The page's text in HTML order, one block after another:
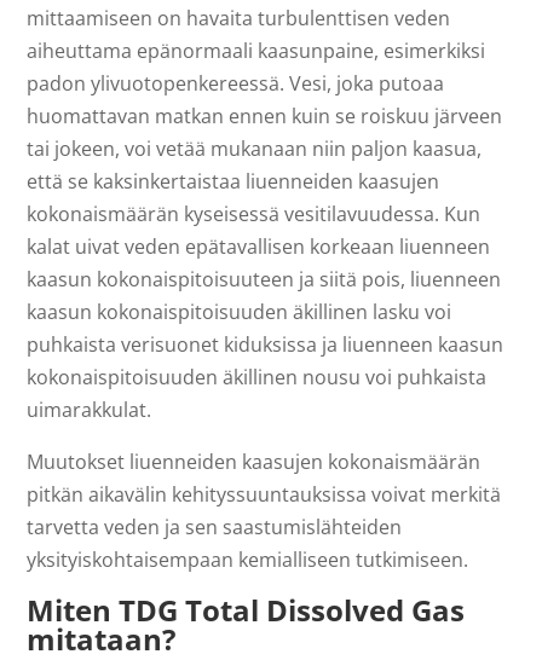
mittaamiseen on havaita turbulenttisen veden
aiheuttama epänormaali kaasunpaine, esimerkiksi
padon ylivuotopenkereessä. Vesi, joka putoaa
huomattavan matkan ennen kuin se roiskuu järveen
tai jokeen, voi vetää mukanaan niin paljon kaasua,
että se kaksinkertaistaa liuenneiden kaasujen
kokonaismäärän kyseisessä vesitilavuudessa. Kun
kalat uivat veden epätavallisen korkeaan liuenneen
kaasun kokonaispitoisuuteen ja siitä pois, liuenneen
kaasun kokonaispitoisuuden äkillinen lasku voi
puhkaista verisuonet kiduksissa ja liuenneen kaasun
kokonaispitoisuuden äkillinen nousu voi puhkaista
uimarakkulat.
Muutokset liuenneiden kaasujen kokonaismäärän
pitkän aikavälin kehityssuuntauksissa voivat merkitä
tarvetta veden ja sen saastumislähteiden
yksityiskohtaisempaan kemialliseen tutkimiseen.
Miten TDG Total Dissolved Gas
mitataan?